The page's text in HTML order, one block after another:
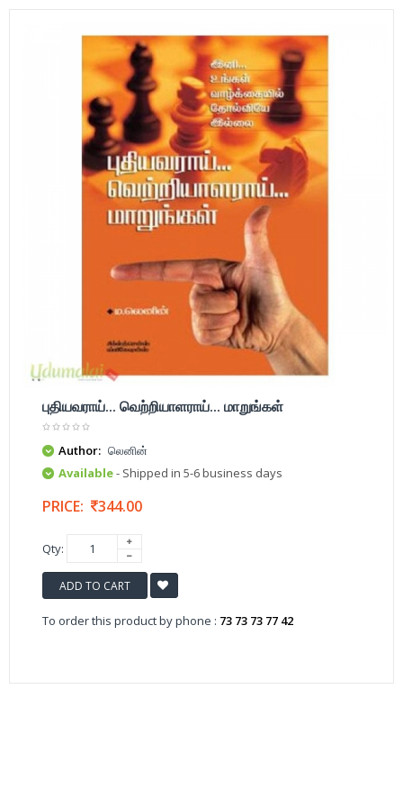
புதியவராய்... வெற்றியாளராய்... மாறுங்கள்
Author: லெனின்
Available- Shipped in 5-6 business days
PRICE: 344.00
Qty:
ADD TO CART
To order this product by phone : 73 73 73 77 42